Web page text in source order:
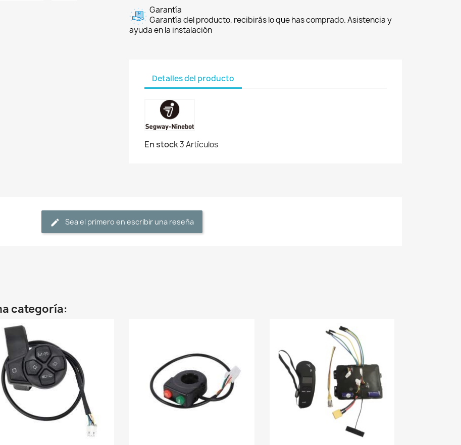
Garantía
Garantía del producto, recibirás lo que has comprado. Asistencia y
ayuda en la instalación
Detalles del producto
En stock3 Artículos
Sea el primero en escribir una reseña
categoría: